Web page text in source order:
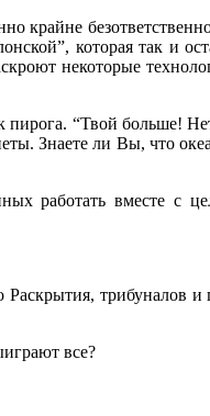
которая так и
некоторые
пирога. “Твой больше!
Знаете ли Вы, что
работать вместе с
Раскрытия, трибуналов
все?